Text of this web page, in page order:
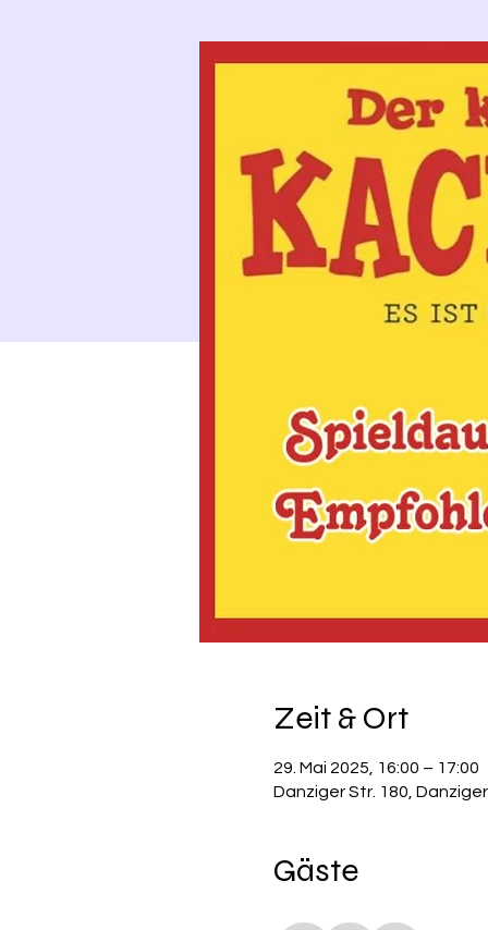
Zeit & Ort
29. Mai 2025, 16:00 – 17:00
Danziger Str. 180,
Gäste